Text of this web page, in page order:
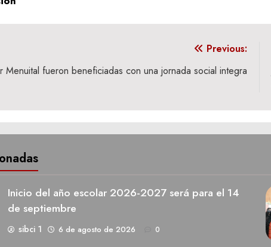
Previous:
Menuital fueron beneficiadas con una jornada social integra
Inicio del año escolar 2026-2027 será para el 14
de septiembre
sibci 1 6 de agosto de 2026 0